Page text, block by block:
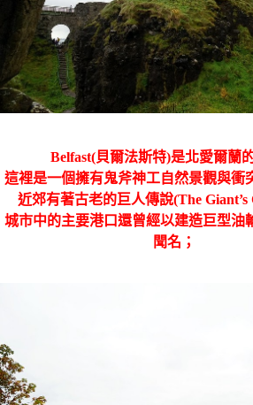
Belfast(貝爾法斯特)是北愛爾蘭
這裡是一個擁有鬼斧神工自然景觀與衝
近郊有著古老的巨人傳說(The Giant’s
城市中的主要港口還曾經以建造巨型油
聞名；